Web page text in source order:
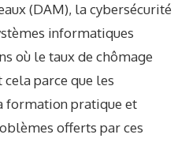
(DAM), la cybersécurité
informatiques
où le taux de chômage
parce que les
formation pratique et
offerts par ces